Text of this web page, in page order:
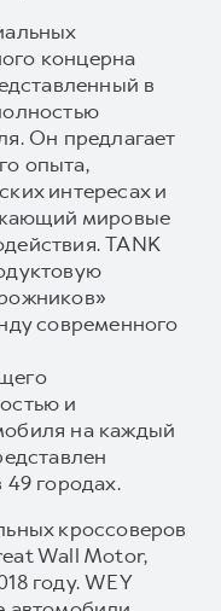
концерна
в
Он предлагает
опыта,
интересах и
мировые
TANK
современного
и
на каждый
городах.
кроссоверов
Wall Motor,
году. WEY